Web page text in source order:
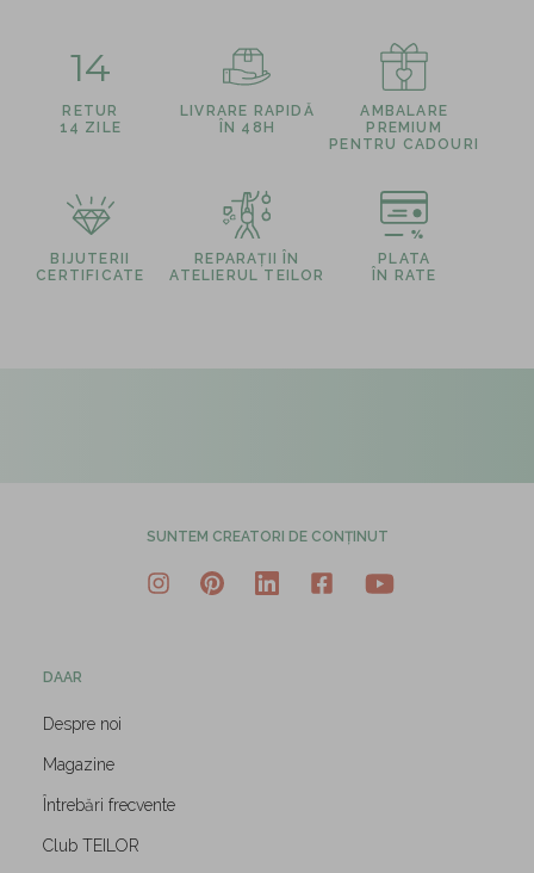
14
RETUR
14 ZILE
LIVRARE RAPIDĂ
ÎN 48H
AMBALARE
PREMIUM
PENTRU CADOURI
BIJUTERII
CERTIFICATE
REPARAȚII ÎN
ATELIERUL TEILOR
PLATA
ÎN RATE
SUNTEM CREATORI DE CONȚINUT
DAAR
Despre noi
Magazine
Întrebări frecvente
Club TEILOR